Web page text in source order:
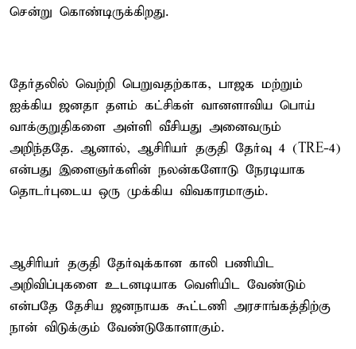
சென்று கொண்டிருக்கிறது.
தேர்தலில் வெற்றி பெறுவதற்காக, பாஜக மற்றும்
ஐக்கிய ஜனதா தளம் கட்சிகள் வானளாவிய பொய்
வாக்குறுதிகளை அள்ளி வீசியது அனைவரும்
அறிந்ததே. ஆனால், ஆசிரியர் தகுதி தேர்வு 4 (TRE-4)
என்பது இளைஞர்களின் நலன்களோடு நேரடியாக
தொடர்புடைய ஒரு முக்கிய விவகாரமாகும்.
ஆசிரியர் தகுதி தேர்வுக்கான காலி பணியிட
அறிவிப்புகளை உடனடியாக வெளியிட வேண்டும்
என்பதே தேசிய ஜனநாயக கூட்டணி அரசாங்கத்திற்கு
நான் விடுக்கும் வேண்டுகோளாகும்.